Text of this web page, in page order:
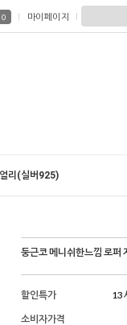
0 마이페이지
리(실버925)
둥근코 메니쉬한느낌 로퍼
할인특가
13
소비자가격